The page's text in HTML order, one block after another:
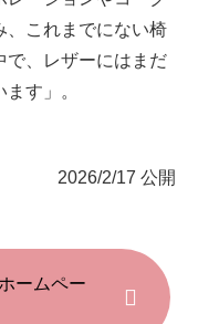
、これまでにない椅
で、レザーにはまだ
す」。
2026/2/17 公開
ームペー